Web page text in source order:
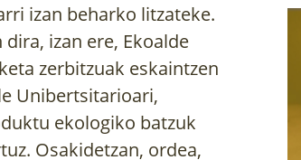
izan beharko litzateke.
izan ere, Ekoalde
zerbitzuak eskaintzen
Unibertsitarioari,
ekologiko batzuk
Osakidetzan, ordea,